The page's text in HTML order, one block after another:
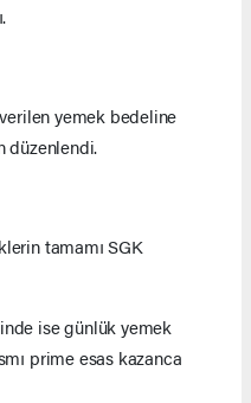
yemek bedeline
düzenlendi.
tamamı SGK
ise günlük yemek
prime esas kazanca